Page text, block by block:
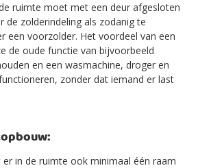
ruimte moet met een deur afgesloten
de zolderindeling als zodanig te
een voorzolder. Het voordeel van een
de oude functie van bijvoorbeeld
en een wasmachine, droger en
zonder dat iemand er last
in de ruimte ook minimaal één raam